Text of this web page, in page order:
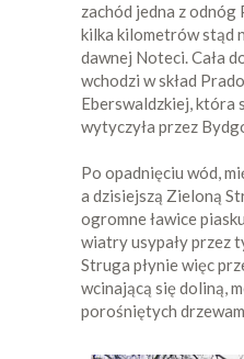
zachód jedna z odnóg
kilka kilometrów stąd
dawnej Noteci. Cała
wchodzi w skład
Eberswaldzkiej, która
wytyczyła przez
Po opadnięciu wód,
a dzisiejszą Zieloną
ogromne ławice
wiatry usypały przez
Struga płynie więc
wcinającą się doliną,
porośniętych